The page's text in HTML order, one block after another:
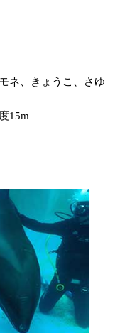
ネ、きょうこ、さゆ
15m